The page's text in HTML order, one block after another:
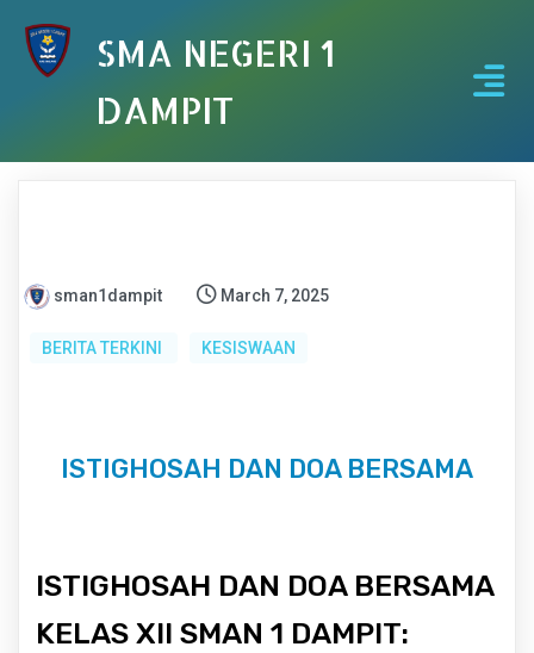
SMA NEGERI 1
DAMPIT
sman1dampit March 7, 2025
BERITA TERKINI KESISWAAN
ISTIGHOSAH DAN DOA BERSAMA
ISTIGHOSAH DAN DOA BERSAMA
KELAS XII SMAN 1 DAMPIT: